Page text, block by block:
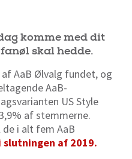
komme med dit
skal hedde.
AaB Ølvalg fundet, og
AaB-
US Style
af stemmerne.
i alt fem AaB
af 2019.